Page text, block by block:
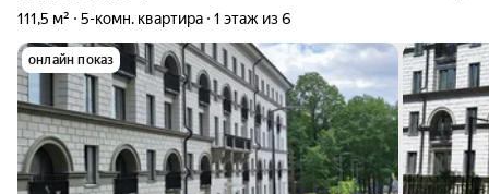
111,5 м² 5-комн. квартира 1 этаж из 6
онлайн показ